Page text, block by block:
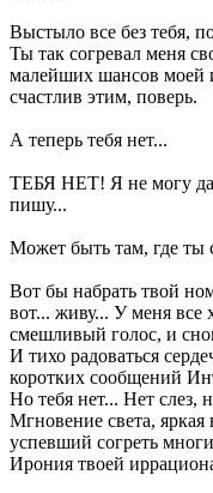
Выстыло все без тебя,
Ты так согревал меня
малейших шансов моей
счастлив этим, поверь.
А теперь тебя нет...
ТЕБЯ НЕТ! Я не могу
пишу...
Может быть там, где ты
Вот бы набрать твой
вот... живу... У меня все
смешливый голос, и
И тихо радоваться
коротких сообщений
Но тебя нет... Нет слез,
Мгновение света,
успевший согреть
Ирония твоей